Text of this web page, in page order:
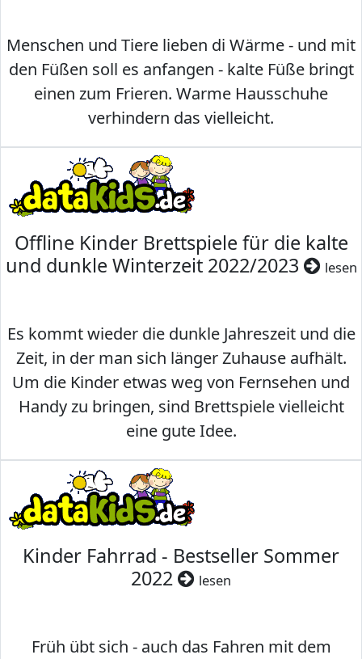
Menschen und Tiere lieben di Wärme - und mit
den Füßen soll es anfangen - kalte Füße bringt
einen zum Frieren. Warme Hausschuhe
verhindern das vielleicht.
Offline Kinder Brettspiele für die kalte
und dunkle Winterzeit 2022/2023
lesen
Es kommt wieder die dunkle Jahreszeit und die
Zeit, in der man sich länger Zuhause aufhält.
Um die Kinder etwas weg von Fernsehen und
Handy zu bringen, sind Brettspiele vielleicht
eine gute Idee.
Kinder Fahrrad - Bestseller Sommer
2022
lesen
Früh übt sich - auch das Fahren mit dem